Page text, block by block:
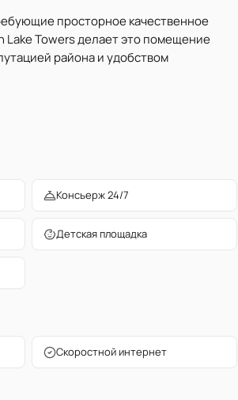
просторное качественное
Lake Towers делает это помещение
района и удобством
Консьерж 24/7
Детская площадка
Скоростной интернет